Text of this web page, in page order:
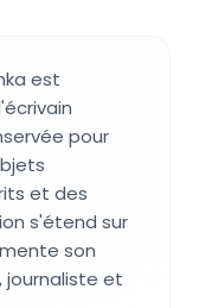
est
pour
et des
s'étend sur
son
journaliste et